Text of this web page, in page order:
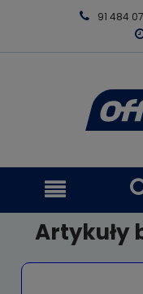
91 484
Artykuły